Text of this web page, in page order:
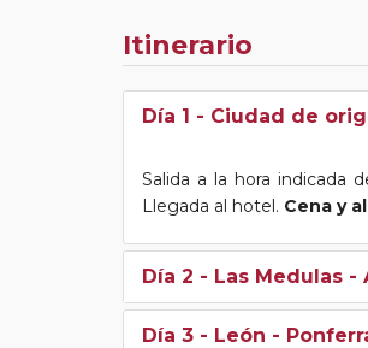
Itinerario
Día 1 - Ciudad de
Salida a la hora indicada
Llegada al hotel. Cena y
Día 2 - Las Medulas -
Día 3 - León -